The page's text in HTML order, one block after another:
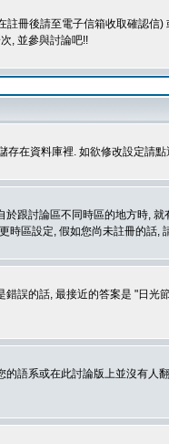
冊後請至電子信箱收取確認
, 並參與討論吧!!
存在資料庫裡. 如欲修改設定請點
跟討論區不同時區的地方時,
時區設定, 假如您尚未註冊的話,
誤的話, 最接近的答案是 "日
語系或在此討論版上並沒有